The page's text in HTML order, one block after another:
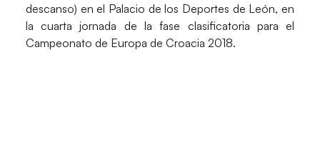
descanso) en el Palacio de los Deportes de León, en
la cuarta jornada de la fase clasificatoria para el
Campeonato de Europa de Croacia 2018.